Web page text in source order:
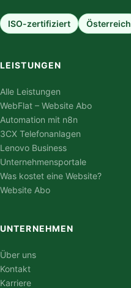
ISO-zertifiziert Österreich
LEISTUNGEN
Alle Leistungen
WebFlat – Website Abo
Automation mit n8n
3CX Telefonanlagen
Lenovo Business
Unternehmensportale
Was kostet eine Website?
Website Abo
UNTERNEHMEN
Über uns
Kontakt
Karriere